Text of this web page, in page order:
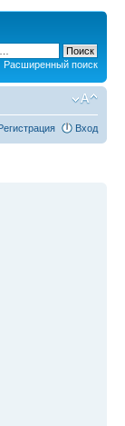
Расширенный поиск
Вход